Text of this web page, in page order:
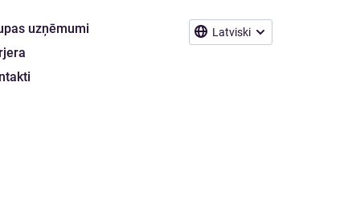
Latviski
uzņēmumi